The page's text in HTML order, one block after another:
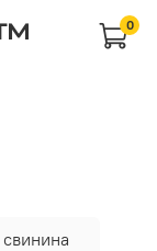
0
свинина